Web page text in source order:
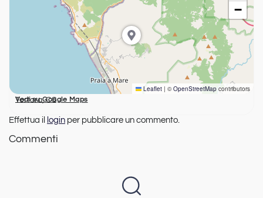
−
Leaflet | ©OpenStreetMap contributors
Tortora, CS
Vedi su Google Maps
Effettua il login per pubblicare un commento.
Commenti